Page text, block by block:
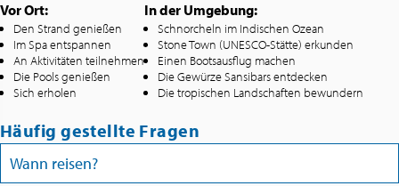
Vor Ort:
Den Strand genießen
Im Spa entspannen
An Aktivitäten teilnehmen
Die Pools genießen
Sich erholen
In der Umgebung:
Schnorcheln im Indischen Ozean
Stone Town (UNESCO-Stätte) erkunden
Einen Bootsausflug machen
Die Gewürze Sansibars entdecken
Die tropischen Landschaften bewundern
Häufig gestellte Fragen
Wann reisen?